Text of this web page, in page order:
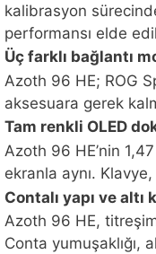
kalibrasyon
performansı elde
Üç farklı bağlantı
Azoth 96 HE; ROG
aksesuara gerek
Tam renkli OLED
Azoth 96 HE’nin
ekranla aynı.
Contalı yapı ve
Azoth 96 HE,
Conta yumuşaklığı,